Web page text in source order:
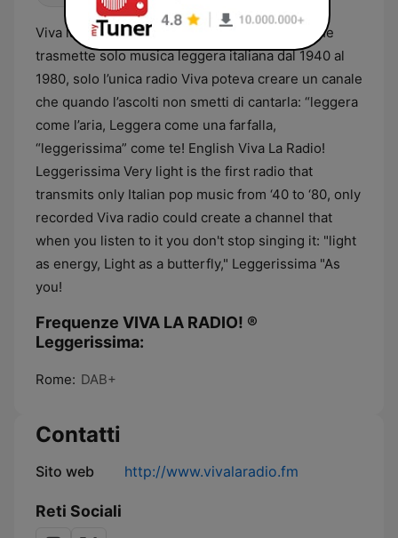
Viva la Radio! Leggerissima è la prima radio che
trasmette solo musica leggera italiana dal 1940 al
1980, solo l’unica radio Viva poteva creare un canale
che quando l’ascolti non smetti di cantarla: “leggera
come l’aria, Leggera come una farfalla,
“leggerissima” come te! English Viva La Radio!
Leggerissima Very light is the first radio that
transmits only Italian pop music from ‘40 to ‘80, only
recorded Viva radio could create a channel that
when you listen to it you don't stop singing it: "light
as energy, Light as a butterfly," Leggerissima "As
you!
Frequenze VIVA LA RADIO! ®
Leggerissima:
Rome: DAB+
Contatti
Sito web http://www.vivalaradio.fm
Reti Sociali